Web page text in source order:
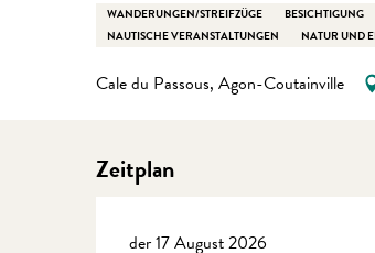
WANDERUNGEN/STREIFZÜGE BESICHTIGUNG
NAUTISCHE VERANSTALTUNGEN
NATUR UND
Cale du Passous, Agon-Coutainville
Zeitplan
der 17 August 2026